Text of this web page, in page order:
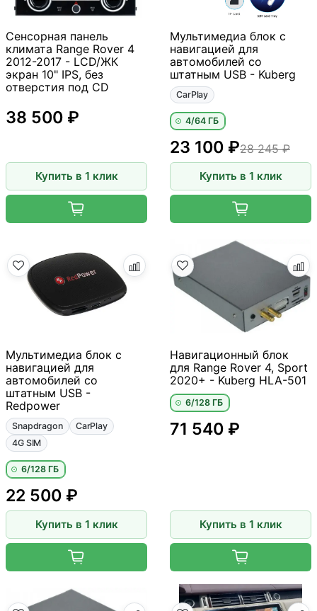
Сенсорная панель
климата Range Rover 4
2012-2017 - LCD/ЖК
экран 10" IPS, без
отверстия под CD
38 500 ₽
Купить в 1 клик
Мультимедиа блок с
навигацией для
автомобилей со
штатным USB - Kuberg
CarPlay
4/64 ГБ
28 245 ₽
23 100 ₽
Купить в 1 клик
Мультимедиа блок с
навигацией для
автомобилей со
штатным USB -
Redpower
Snapdragon
CarPlay
4G SIM
6/128 ГБ
22 500 ₽
Купить в 1 клик
Навигационный блок
для Range Rover 4, Sport
2020+ - Kuberg HLA-501
6/128 ГБ
71 540 ₽
Купить в 1 клик